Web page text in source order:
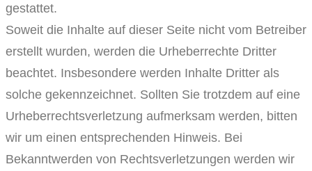
gestattet.
Soweit die Inhalte auf dieser Seite nicht vom Betreiber
erstellt wurden, werden die Urheberrechte Dritter
beachtet. Insbesondere werden Inhalte Dritter als
solche gekennzeichnet. Sollten Sie trotzdem auf eine
Urheberrechtsverletzung aufmerksam werden, bitten
wir um einen entsprechenden Hinweis. Bei
Bekanntwerden von Rechtsverletzungen werden wir